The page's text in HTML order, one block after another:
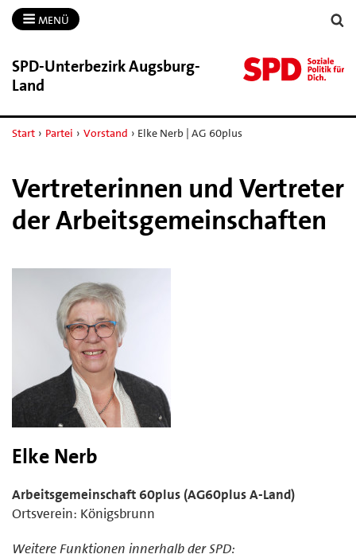
MENÜ
SPD-​Unterbezirk Augsburg-​
Land
Start › Partei › Vorstand › Elke Nerb | AG 60plus
Vertreterinnen und Vertreter
der Arbeitsgemeinschaften
Elke Nerb
Arbeitsgemeinschaft 60plus (AG60plus A-Land)
Ortsverein: Königsbrunn
Weitere Funktionen innerhalb der SPD: